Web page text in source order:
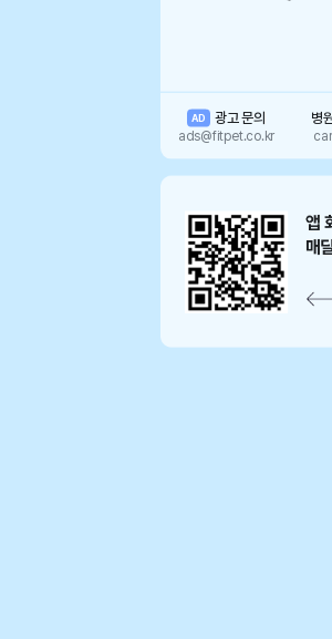
AD 광고 문의
ads@fitpet.co.kr
병